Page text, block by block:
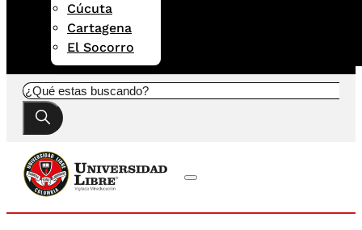
Cúcuta
Cartagena
El Socorro
Buscar